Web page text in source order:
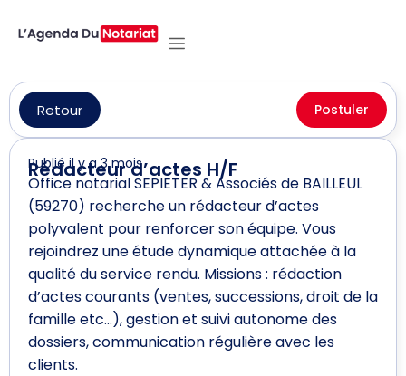
Retour Postuler
Rédacteur d’actes H/F
Publié il y a 3 mois
Office notarial SEPIETER & Associés de BAILLEUL
(59270) recherche un rédacteur d’actes
polyvalent pour renforcer son équipe. Vous
rejoindrez une étude dynamique attachée à la
qualité du service rendu. Missions : rédaction
d’actes courants (ventes, successions, droit de la
famille etc…), gestion et suivi autonome des
dossiers, communication régulière avec les
clients.